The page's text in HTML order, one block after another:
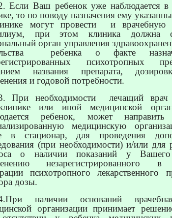
Если Ваш ребенок уже наблюдается в
то по поводу назначения ему
могут провести
и врачебную
при этом клиника должна
орган управления
ребенка о факте
психотропных
названия препарата,
и годовой потребности.
При необходимости
лечащий
или иной медицинской
ребенок, может
медицинскую
в стационар, для проведения
(при необходимости) и/или для
о наличии показаний у
незарегистрированного в
психотропного лекарственного
дозы.
наличии оснований
организации принимает